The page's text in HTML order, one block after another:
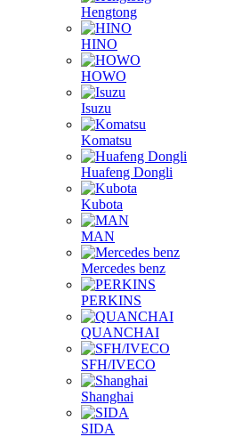
FOTON
Hengtong
HINO
HOWO
Isuzu
Komatsu
Huafeng Dongli
Kubota
MAN
Mercedes benz
PERKINS
QUANCHAI
SFH/IVECO
Shanghai